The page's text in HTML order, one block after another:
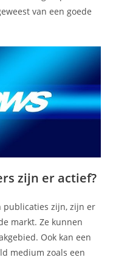
van een goede
zijn er actief?
publicaties zijn, zijn er
markt. Ze kunnen
Ook kan een
medium zoals een